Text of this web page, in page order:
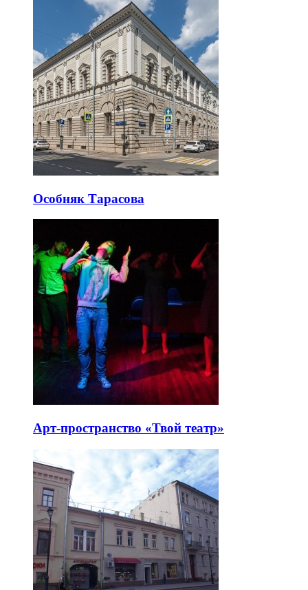
Особняк Тарасова
Арт-пространство «Твой театр»